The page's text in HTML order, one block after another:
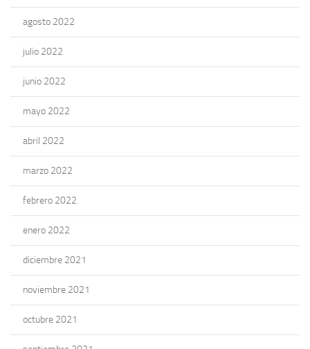
agosto 2022
julio 2022
junio 2022
mayo 2022
abril 2022
marzo 2022
febrero 2022
enero 2022
diciembre 2021
noviembre 2021
octubre 2021